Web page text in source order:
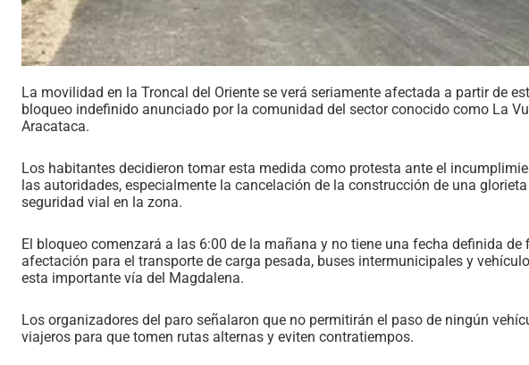
La movilidad en la Troncal del Oriente se verá seriamente afectada a partir de
bloqueo indefinido anunciado por la comunidad del sector conocido como La
Aracataca.
Los habitantes decidieron tomar esta medida como protesta ante el
las autoridades, especialmente la cancelación de la construcción de una
seguridad vial en la zona.
El bloqueo comenzará a las 6:00 de la mañana y no tiene una fecha definida
afectación para el transporte de carga pesada, buses intermunicipales y
esta importante vía del Magdalena.
Los organizadores del paro señalaron que no permitirán el paso de ningún
viajeros para que tomen rutas alternas y eviten contratiempos.